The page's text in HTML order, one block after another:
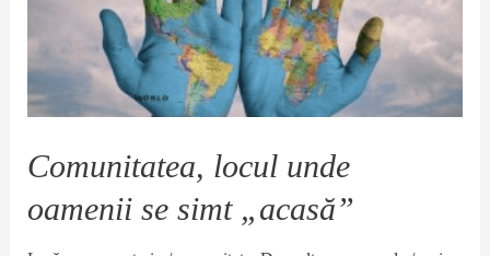
Comunitatea, locul unde
oamenii se simt „acasă”